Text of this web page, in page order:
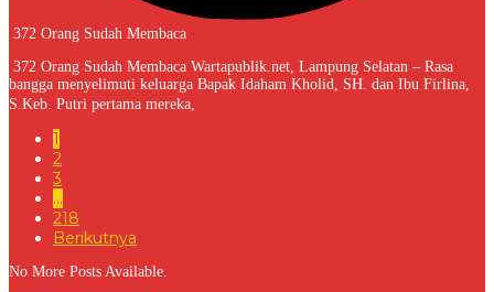
372 Orang Sudah Membaca
372 Orang Sudah Membaca Wartapublik.net, Lampung Selatan – Rasa
bangga menyelimuti keluarga Bapak Idaham Kholid, SH. dan Ibu Firlina,
S.Keb. Putri pertama mereka,
1
2
3
…
218
Berikutnya
No More Posts Available.